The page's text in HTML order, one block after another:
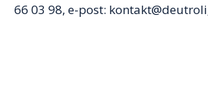
66 03 98, e-post: